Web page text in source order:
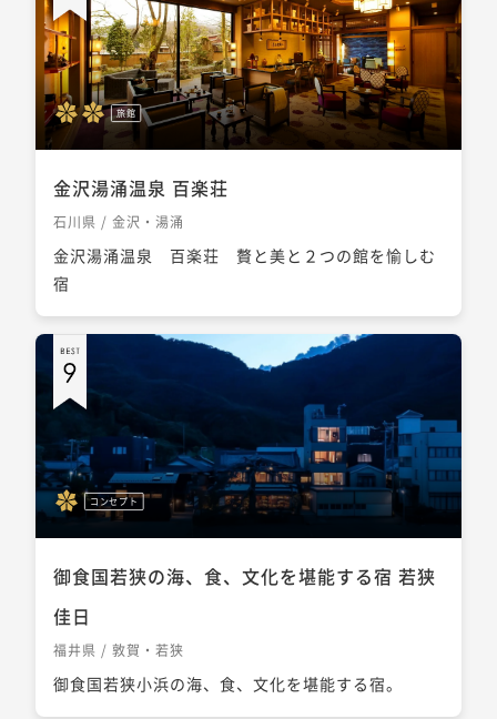
旅館
金沢湯涌温泉 百楽荘
石川県 / 金沢・湯涌
金沢湯涌温泉 百楽荘 贅と美と２つの館を愉しむ
宿
コンセプト
御食国若狭の海、食、文化を堪能する宿 若狭
佳日
福井県 / 敦賀・若狭
御食国若狭小浜の海、食、文化を堪能する宿。